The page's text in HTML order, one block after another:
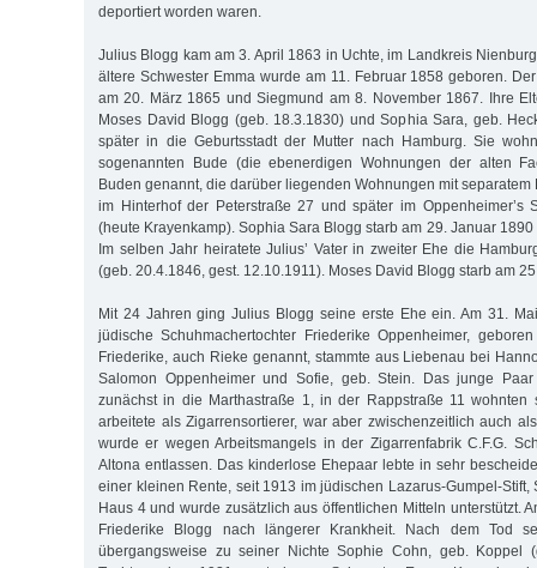
deportiert worden waren.
Julius Blogg kam am 3. April 1863 in Uchte, im Landkreis
ältere Schwester Emma wurde am 11. Februar 1858 geboren.
am 20. März 1865 und Siegmund am 8. November 1867. Ihre
Moses David Blogg (geb. 18.3.1830) und Sophia Sara, geb.
später in die Geburtsstadt der Mutter nach Hamburg. Sie
sogenannten Bude (die ebenerdigen Wohnungen der alten
Buden genannt, die darüber liegenden Wohnungen mit
im Hinterhof der Peterstraße 27 und später im Oppenheimer’s
(heute Krayenkamp). Sophia Sara Blogg starb am 29. Januar
Im selben Jahr heiratete Julius’ Vater in zweiter Ehe die
(geb. 20.4.1846, gest. 12.10.1911). Moses David Blogg starb am
Mit 24 Jahren ging Julius Blogg seine erste Ehe ein. Am 31.
jüdische Schuhmachertochter Friederike Oppenheimer,
Friederike, auch Rieke genannt, stammte aus Liebenau bei
Salomon Oppenheimer und Sofie, geb. Stein. Das junge
zunächst in die Marthastraße 1, in der Rappstraße 11 wohnten
arbeitete als Zigarrensortierer, war aber zwischenzeitlich auch
wurde er wegen Arbeitsmangels in der Zigarrenfabrik C.F.G.
Altona entlassen. Das kinderlose Ehepaar lebte in sehr
einer kleinen Rente, seit 1913 im jüdischen Lazarus-Gumpel-Stift,
Haus 4 und wurde zusätzlich aus öffentlichen Mitteln unterstützt.
Friederike Blogg nach längerer Krankheit. Nach dem Tod
übergangsweise zu seiner Nichte Sophie Cohn, geb. Koppel